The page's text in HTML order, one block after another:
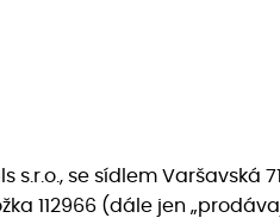
se sídlem Varšavská
112966 (dále jen